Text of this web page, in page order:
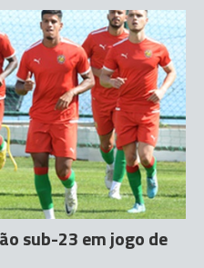
sub-23 em jogo de